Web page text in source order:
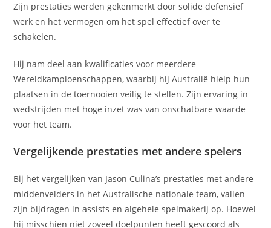
Zijn prestaties werden gekenmerkt door solide defensief
werk en het vermogen om het spel effectief over te
schakelen.
Hij nam deel aan kwalificaties voor meerdere
Wereldkampioenschappen, waarbij hij Australië hielp hun
plaatsen in de toernooien veilig te stellen. Zijn ervaring in
wedstrijden met hoge inzet was van onschatbare waarde
voor het team.
Vergelijkende prestaties met andere spelers
Bij het vergelijken van Jason Culina’s prestaties met andere
middenvelders in het Australische nationale team, vallen
zijn bijdragen in assists en algehele spelmakerij op. Hoewel
hij misschien niet zoveel doelpunten heeft gescoord als